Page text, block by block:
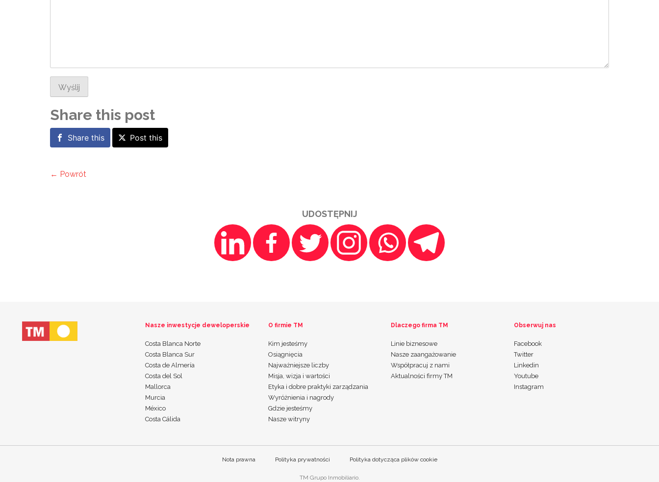
Wyślij
Share this post
Share this Post this
← Powrót
UDOSTĘPNIJ
Nasze inwestycje deweloperskie
Costa Blanca Norte
Costa Blanca Sur
Costa de Almería
Costa del Sol
Mallorca
Murcia
México
Costa Cálida
O firmie TM
Kim jesteśmy
Osiągnięcia
Najważniejsze liczby
Misja, wizja i wartości
Etyka i dobre praktyki zarządzania
Wyróżnienia i nagrody
Gdzie jesteśmy
Nasze witryny
Dlaczego firma TM
Linie biznesowe
Nasze zaangażowanie
Współpracuj z nami
Aktualności firmy TM
Obserwuj nas
Facebook
Twitter
Linkedin
Youtube
Instagram
Nota prawna Polityka prywatności Polityka dotycząca plików cookie
TM Grupo Inmobiliario.